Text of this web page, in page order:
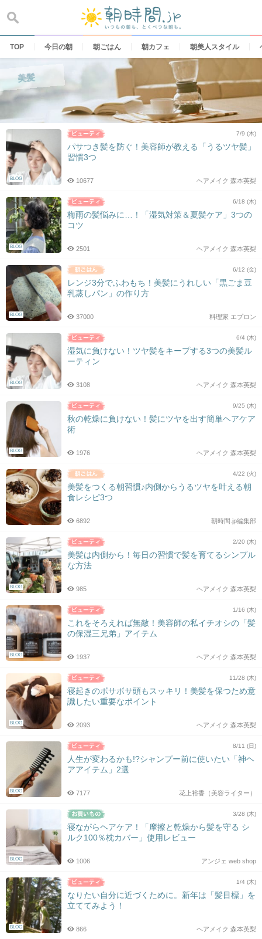
content
TOP 今日の朝 朝ごはん 朝カフェ 朝美人スタイル
美髪
BLOG
7/9 (木)
パサつき髪を防ぐ！美容師が教える「うるツヤ髪」
習慣3つ
ヘアメイク 森本英梨
10677
BLOG
6/18 (木)
梅雨の髪悩みに…！「湿気対策＆夏髪ケア」3つの
コツ
ヘアメイク 森本英梨
2501
BLOG
6/12 (金)
レンジ3分でふわもち！美髪にうれしい「黒ごま豆
乳蒸しパン」の作り方
料理家 エプロン
37000
BLOG
6/4 (木)
湿気に負けない！ツヤ髪をキープする3つの美髪ル
ーティン
ヘアメイク 森本英梨
3108
BLOG
9/25 (木)
秋の乾燥に負けない！髪にツヤを出す簡単ヘアケア
術
ヘアメイク 森本英梨
1976
4/22 (火)
美髪をつくる朝習慣♪内側からうるツヤを叶える朝
食レシピ3つ
朝時間.jp編集部
6892
BLOG
2/20 (木)
美髪は内側から！毎日の習慣で髪を育てるシンプル
な方法
ヘアメイク 森本英梨
985
BLOG
1/16 (木)
これをそろえれば無敵！美容師の私イチオシの「髪
の保湿三兄弟」アイテム
ヘアメイク 森本英梨
1937
BLOG
11/28 (木)
寝起きのボサボサ頭もスッキリ！美髪を保つため意
識したい重要なポイント
ヘアメイク 森本英梨
2093
BLOG
8/11 (日)
人生が変わるかも!?シャンプー前に使いたい「神ヘ
アアイテム」2選
花上裕香（美容ライター）
7177
BLOG
3/28 (木)
寝ながらヘアケア！「摩擦と乾燥から髪を守る シ
ルク100％枕カバー」使用レビュー
アンジェ web shop
1006
BLOG
1/4 (木)
なりたい自分に近づくために。新年は「髪目標」を
立ててみよう！
ヘアメイク 森本英梨
866